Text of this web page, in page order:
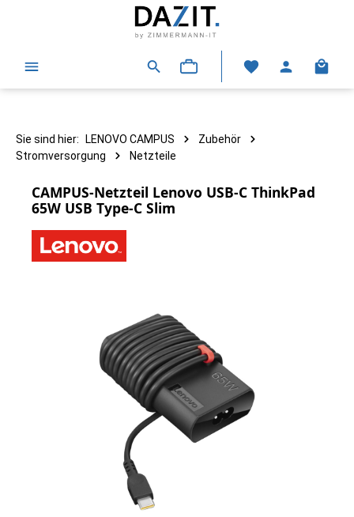
Sie sind hier: LENOVO CAMPUS
Zubehör
Stromversorgung
Netzteile
CAMPUS-Netzteil Lenovo USB-C ThinkPad
65W USB Type-C Slim